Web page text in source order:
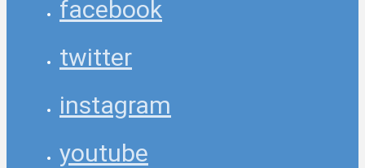
facebook
twitter
instagram
youtube